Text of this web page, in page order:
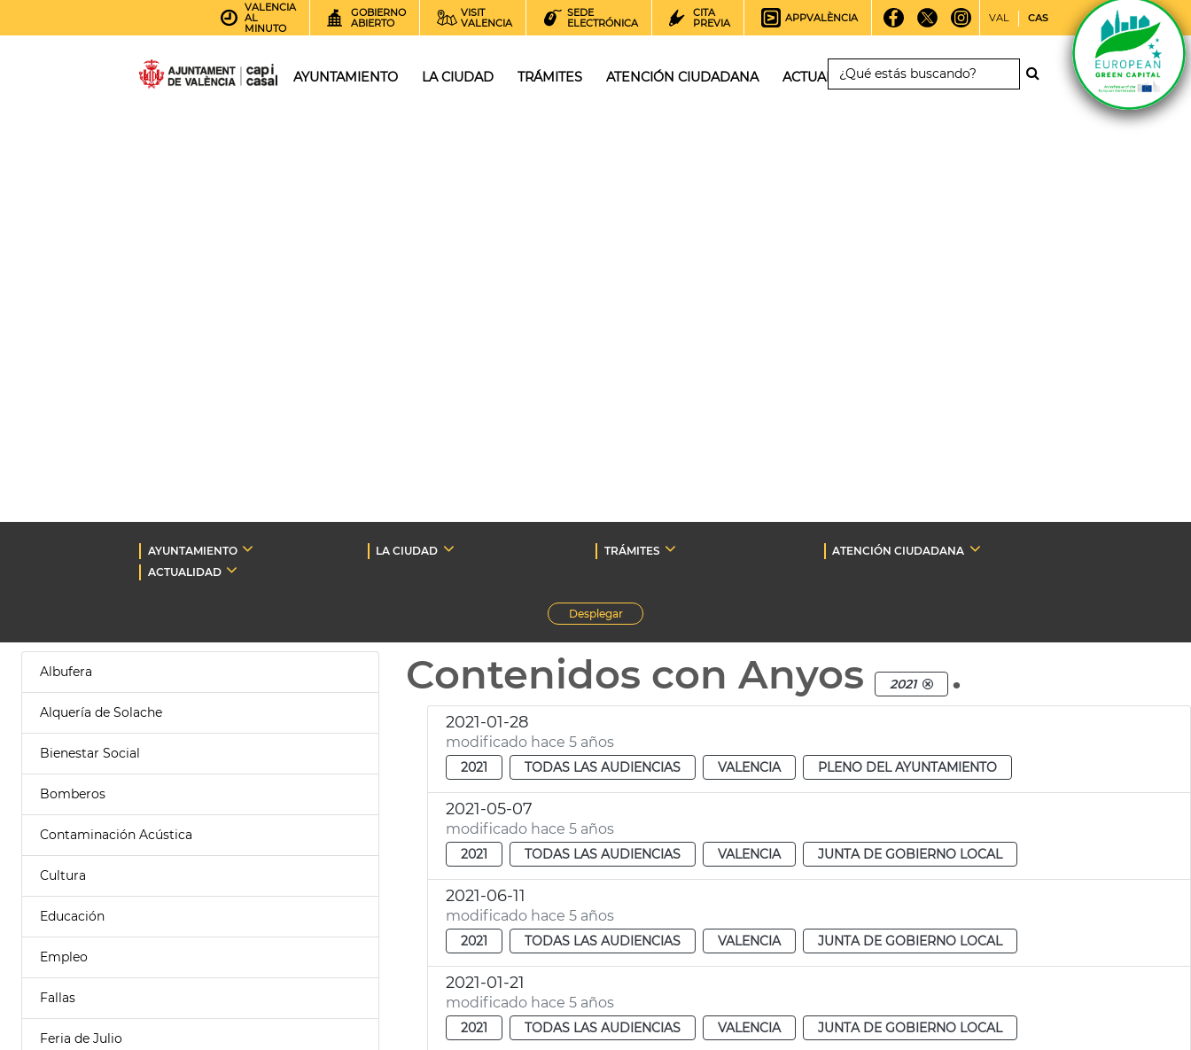
VALENCIA
AL
MINUTO
GOBIERNO
ABIERTO
VISIT
VALENCIA
SEDE
ELECTRÓNICA
CITA
PREVIA
APPVALÈNCIA VAL CAS
AYUNTAMIENTO LA CIUDAD TRÁMITES ATENCIÓN CIUDADANA ACTUALIDAD
AYUNTAMIENTO LA CIUDAD TRÁMITES
ATENCIÓN CIUDADANA
ACTUALIDAD
Desplegar
Albufera
Alquería de Solache
Bienestar Social
Bomberos
Contaminación Acústica
Cultura
Educación
Empleo
Fallas
Feria de Julio
Contenidos con Anyos 2021 .
2021-01-28
modificado hace 5 años
2021 TODAS LAS AUDIENCIAS VALENCIA PLENO DEL AYUNTAMIENTO
2021-05-07
modificado hace 5 años
2021 TODAS LAS AUDIENCIAS VALENCIA JUNTA DE GOBIERNO LOCAL
2021-06-11
modificado hace 5 años
2021 TODAS LAS AUDIENCIAS VALENCIA JUNTA DE GOBIERNO LOCAL
2021-01-21
modificado hace 5 años
2021 TODAS LAS AUDIENCIAS VALENCIA JUNTA DE GOBIERNO LOCAL